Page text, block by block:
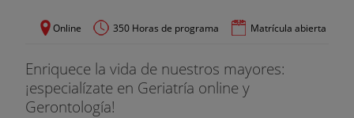
Online 350 Horas de programa Matrícula abierta
Enriquece la vida de nuestros mayores:
¡especialízate en Geriatría online y
Gerontología!